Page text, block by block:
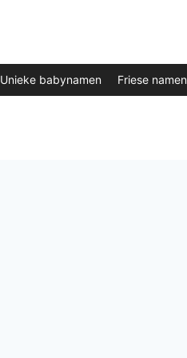
Unieke babynamen Friese namen